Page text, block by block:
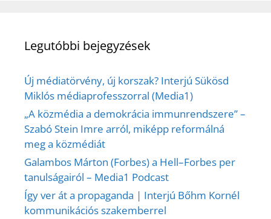
Legutóbbi bejegyzések
Új médiatörvény, új korszak? Interjú Sükösd
Miklós médiaprofesszorral (Media1)
„A közmédia a demokrácia immunrendszere” –
Szabó Stein Imre arról, miképp reformálná
meg a közmédiát
Galambos Márton (Forbes) a Hell–Forbes per
tanulságairól – Media1 Podcast
Így ver át a propaganda | Interjú Bőhm Kornél
kommunikációs szakemberrel